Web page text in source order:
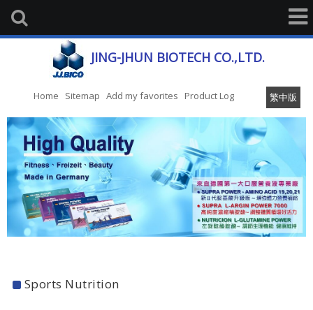
JING-JHUN BIOTECH CO.,LTD.
Home Sitemap Add my favorites 繁中版
Product Log
Sports Nutrition